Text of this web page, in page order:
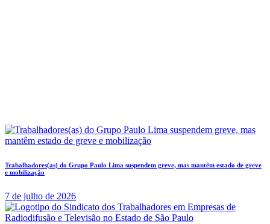
Trabalhadores(as) do Grupo Paulo Lima suspendem greve, mas mantêm estado de greve
e mobilização
7 de julho de 2026